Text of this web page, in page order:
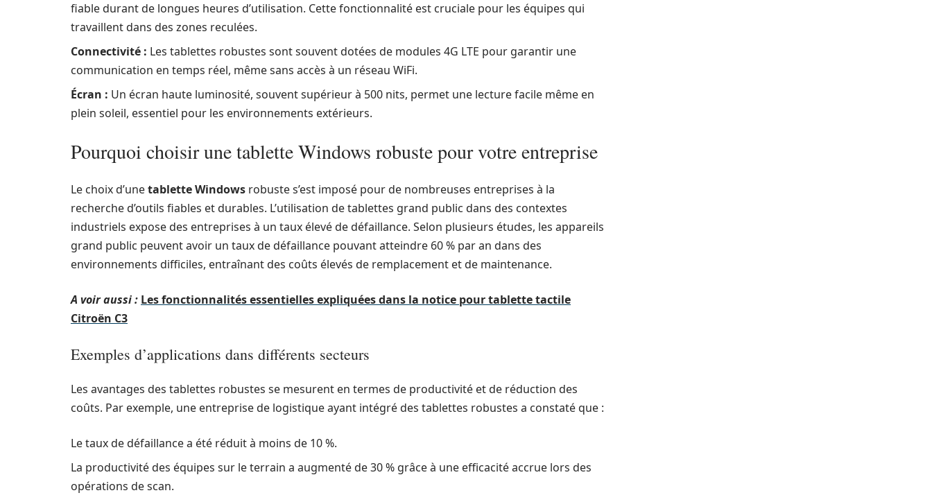
fiable durant de longues heures d’utilisation. Cette fonctionnalité est cruciale pour les équipes qui
travaillent dans des zones reculées.
Connectivité : Les tablettes robustes sont souvent dotées de modules 4G LTE pour garantir une
communication en temps réel, même sans accès à un réseau WiFi.
Écran : Un écran haute luminosité, souvent supérieur à 500 nits, permet une lecture facile même en
plein soleil, essentiel pour les environnements extérieurs.
Pourquoi choisir une tablette Windows robuste pour votre entreprise
Le choix d’unetablette Windows robuste s’est imposé pour de nombreuses entreprises à la
recherche d’outils fiables et durables. L’utilisation de tablettes grand public dans des contextes
industriels expose des entreprises à un taux élevé de défaillance. Selon plusieurs études, les appareils
grand public peuvent avoir un taux de défaillance pouvant atteindre 60 % par an dans des
environnements difficiles, entraînant des coûts élevés de remplacement et de maintenance.
A voir aussi : Les fonctionnalités essentielles expliquées dans la notice pour tablette tactile
Citroën C3
Exemples d’applications dans différents secteurs
Les avantages des tablettes robustes se mesurent en termes de productivité et de réduction des
coûts. Par exemple, une entreprise de logistique ayant intégré des tablettes robustes a constaté que :
Le taux de défaillance a été réduit à moins de 10 %.
La productivité des équipes sur le terrain a augmenté de 30 % grâce à une efficacité accrue lors des
opérations de scan.